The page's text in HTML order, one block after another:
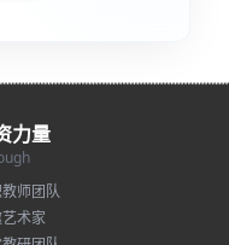
力量
师团队
术家